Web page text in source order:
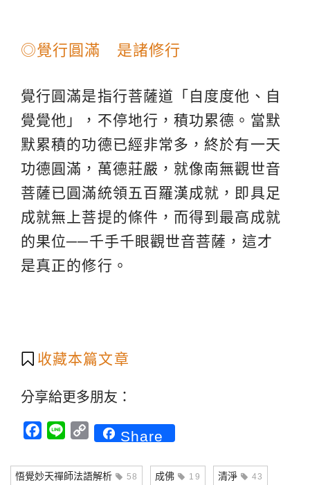
◎覺行圓滿 是諸修行
覺行圓滿是指行菩薩道「自度度他、自
覺覺他」，不停地行，積功累德。當默
默累積的功德已經非常多，終於有一天
功德圓滿，萬德莊嚴，就像南無觀世音
菩薩已圓滿統領五百羅漢成就，即具足
成就無上菩提的條件，而得到最高成就
的果位──千手千眼觀世音菩薩，這才
是真正的修行。
收藏本篇文章
分享給更多朋友：
Facebook
Line CopyShare
悟覺妙天禪師法語解析 58 成佛 19 清淨 43